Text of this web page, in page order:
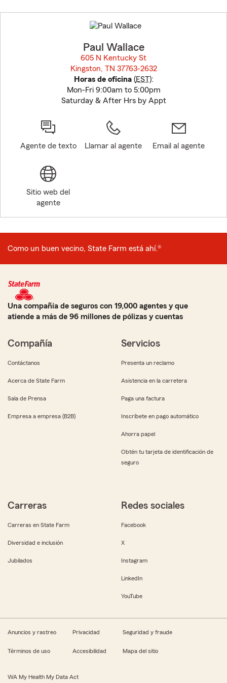
to
before
Paul Wallace
605 N Kentucky St
Kingston, TN 37763-2632
Horas de oficina(EST):
Mon-Fri 9:00am to 5:00pm
Saturday & After Hrs by Appt
Agente de texto Llamar al agente Email al agente
Sitio web del
agente
Como un buen vecino, State Farm está ahí.®
Una compañía de seguros con 19,000 agentes y que
atiende a más de 96 millones de pólizas y cuentas
Compañía
Contáctanos
Acerca de State Farm
Sala de Prensa
Empresa a empresa (B2B)
Servicios
Presenta un reclamo
Asistencia en la carretera
Paga una factura
Inscríbete en pago automático
Ahorra papel
Obtén tu tarjeta de identificación de
seguro
Carreras
Carreras en State Farm
Diversidad e inclusión
Jubilados
Redes sociales
Facebook
X
Instagram
LinkedIn
YouTube
Anuncios y rastreo Privacidad Seguridad y fraude
Términos de uso Accesibilidad Mapa del sitio
WA My Health My Data Act